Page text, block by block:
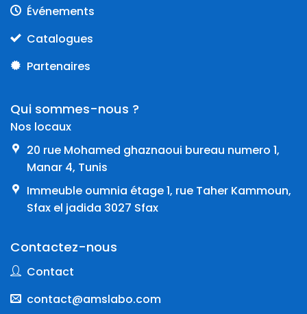
Événements
Catalogues
Partenaires
Qui sommes-nous ?
Nos locaux
20 rue Mohamed ghaznaoui bureau numero 1,
Manar 4, Tunis
Immeuble oumnia étage 1, rue Taher Kammoun,
Sfax el jadida 3027 Sfax
Contactez-nous
Contact
contact@amslabo.com